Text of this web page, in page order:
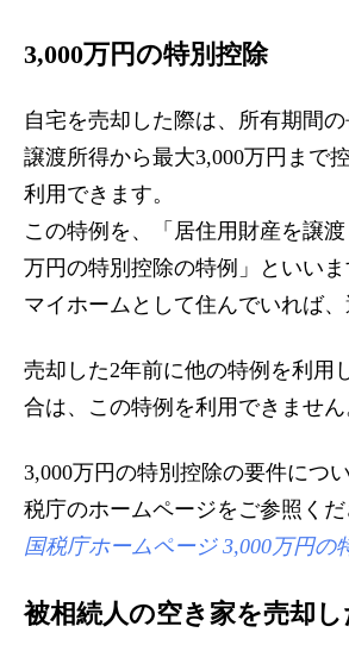
3,000万円の特別控除
自宅を売却した際は、所有期間の
譲渡所得から最大3,000万円まで
利用できます。
この特例を、「居住用財産を譲
万円の特別控除の特例」といい
マイホームとして住んでいれば、
売却した2年前に他の特例を利用
合は、この特例を利用できません
3,000万円の特別控除の要件につ
税庁のホームページをご参照くだ
国税庁ホームページ 3,000万円の
被相続人の空き家を売却し